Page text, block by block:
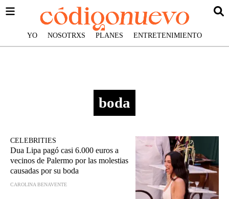
YO NOSOTRXS PLANES ENTRETENIMIENTO
boda
CELEBRITIES
Dua Lipa pagó casi 6.000 euros a
vecinos de Palermo por las molestias
causadas por su boda
CAROLINA BENAVENTE